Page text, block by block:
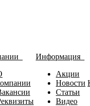
Информация
Акции
Новости
Статьи
Видео